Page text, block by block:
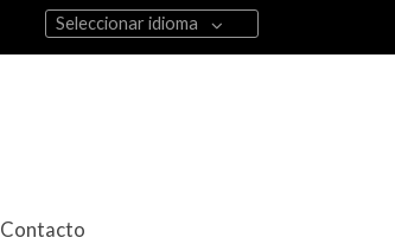
Seleccionar idioma
Contacto